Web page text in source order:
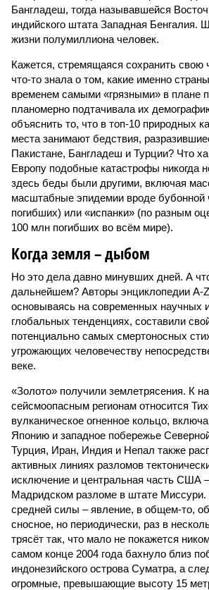
Бангладеш, тогда называвшейся
индийского штата Западная Бенгалия.
жизни полумиллиона человек.
Кажется, стремящаяся сохранить свою
что-то знала о том, какие именно
временем самыми «грязными» в плане
планомерно подтачивала их
объяснить то, что в топ-10 природных
места занимают бедствия,
Пакистане, Бангладеш и Турции? Что
Европу подобные катастрофы никогда
здесь беды были другими, включая
масштабные эпидемии вроде
погибших) или «испанки» (по разным
100 млн погибших во всём мире).
Когда земля – дыбом
Но это дела давно минувших дней. А
дальнейшем? Авторы энциклопедии A-
основываясь на современных научных
глобальных тенденциях, составили
потенциально самых смертоносных
угрожающих человечеству
веке.
«Золото» получили землетрясения. К
сейсмоопасным регионам относится
вулканическое огненное кольцо,
Японию и западное побережье
Турция, Иран, Индия и Непал также
активных линиях разломов
исключение и центральная часть США
Мадридском разломе в штате Миссури.
средней силы – явление, в общем-то,
сносное, но периодически, раз в
трясёт так, что мало не покажется
самом конце 2004 года бахнуло близ
индонезийского острова Суматра, а
огромные, превышающие высоту 15